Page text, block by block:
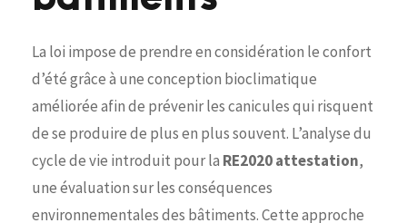
La loi impose de prendre en considération le confort
d’été grâce à une conception bioclimatique
améliorée afin de prévenir les canicules qui risquent
de se produire de plus en plus souvent. L’analyse du
cycle de vie introduit pour la RE2020 attestation,
une évaluation sur les conséquences
environnementales des bâtiments. Cette approche